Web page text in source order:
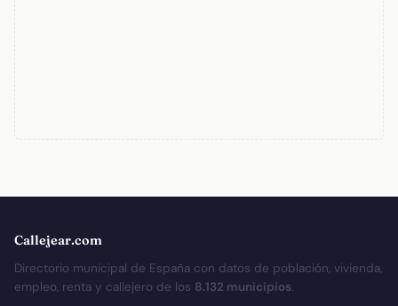
Callejear.com
Directorio municipal de España con datos de población, vivienda,
empleo, renta y callejero de los 8.132 municipios.